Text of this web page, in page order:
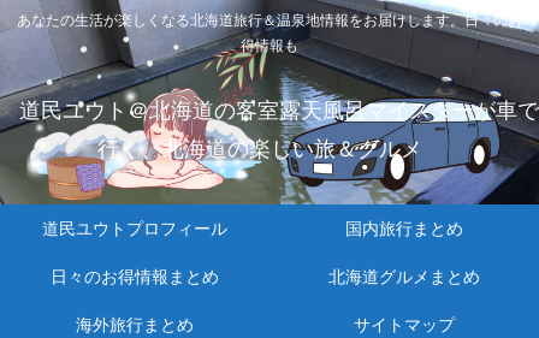
あなたの生活が楽しくなる北海道旅行＆温泉地情報をお届けします。日々のお
得情報も
道民ユウト＠北海道の客室露天風呂マイスターが車で
行く、北海道の楽しい旅＆グルメ
道民ユウトプロフィール 国内旅行まとめ
日々のお得情報まとめ 北海道グルメまとめ
海外旅行まとめ サイトマップ